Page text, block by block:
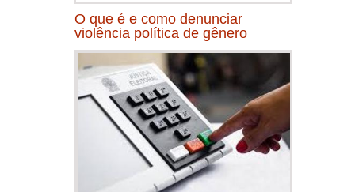
O que é e como denunciar
violência política de gênero